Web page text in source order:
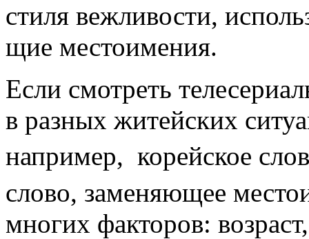
стиля вежливости,
щие местоиме­ния.
Если смотреть
в разных жи­тейских
например, корейское
слово, заменяю­щее
многих факто­ров: